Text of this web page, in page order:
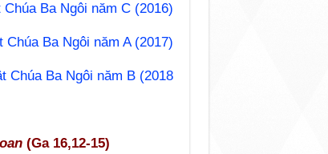
Ba Ngôi năm C (2016)
Ba Ngôi năm A (2017)
Chúa Ba Ngôi năm B (2018
(Ga 16,12-15)